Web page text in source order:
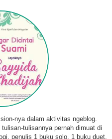
nya dalam aktivitas ngeblog.
tulisannya pernah dimuat di
penulis 1 buku solo, 1 buku duet,